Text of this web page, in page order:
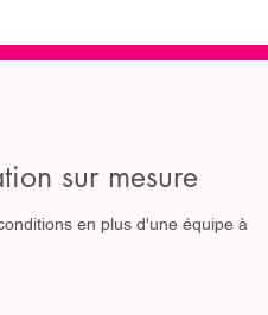
sur mesure
en plus d'une équipe à